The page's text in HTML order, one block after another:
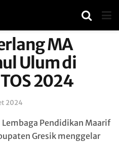
MA
Ulum di
2024
2024
Lembaga Pendidikan Maarif
Gresik menggelar